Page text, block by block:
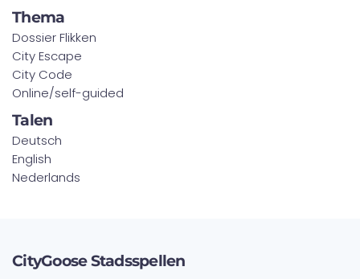
Thema
Dossier Flikken
City Escape
City Code
Online/self-guided
Talen
Deutsch
English
Nederlands
CityGoose Stadsspellen